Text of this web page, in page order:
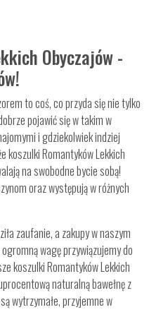
Obyczajów -
to coś, co przyda się nie tylko
pojawić się w takim w
i gdziekolwiek indziej
koszulki Romantyków Lekkich
na swobodne bycie sobą!
oraz występują w różnych
zaufanie, a zakupy w naszym
wagę przywiązujemy do
koszulki Romantyków Lekkich
naturalną bawełnę z
wytrzymałe, przyjemne w